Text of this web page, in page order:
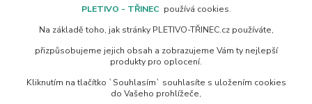
www.pletivo-trinec.cz
Raszka Petr
+420 725 944 049
PLETIVO - TŘINEC používá cookies.
Na základě toho, jak stránky PLETIVO-TŘINEC.cz používáte,
přizpůsobujeme jejich obsah a zobrazujeme Vám ty nejlepší
produkty pro oplocení.
Kliknutím na tlačítko `Souhlasím` souhlasíte s uložením cookies
do Vašeho prohlížeče,